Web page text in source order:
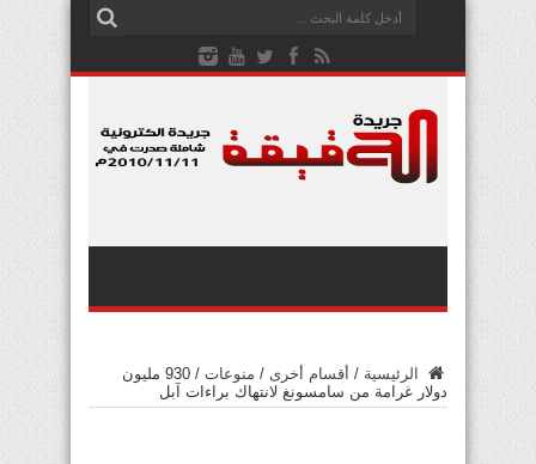
الرئيسية / أقسام أخرى / منوعات /
930 مليون
دولار غرامة من سامسونغ لانتهاك براءات آبل